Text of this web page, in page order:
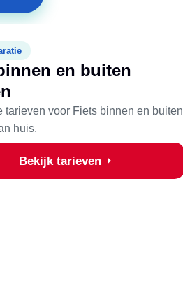
en buiten
tarieven voor Fiets binnen en buiten
huis.
Bekijk tarieven